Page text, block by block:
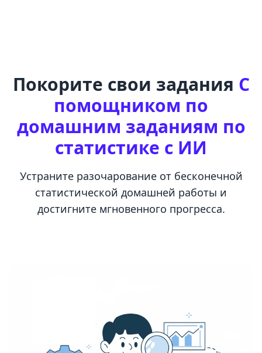
Покорите свои задания С
помощником по
домашним заданиям по
статистике с ИИ
Устраните разочарование от бесконечной
статистической домашней работы и
достигните мгновенного прогресса.